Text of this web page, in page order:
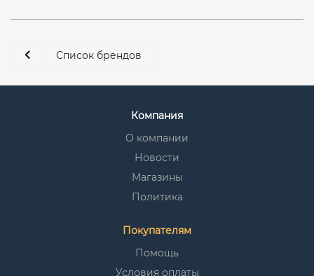
Список брендов
Компания
О компании
Новости
Магазины
Политика
Покупателям
Помощь
Условия оплаты